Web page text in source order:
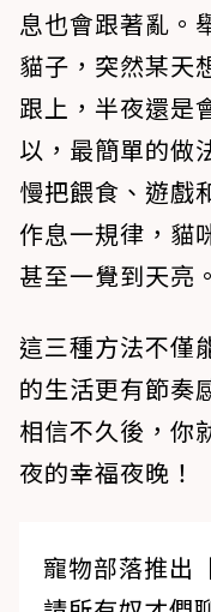
息也會跟著亂。
貓子，突然某天
跟上，半夜還是
以，最簡單的做
慢把餵食、遊戲
作息一規律，貓
甚至一覺到天亮。
這三種方法不僅
的生活更有節奏
相信不久後，你
夜的幸福夜晚！
寵物部落推出